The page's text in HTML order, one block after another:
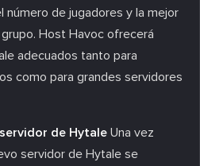
número de jugadores y la mejor
Host Havoc ofrecerá
adecuados tanto para
como para grandes servidores
de Hytale Una vez
servidor de Hytale se